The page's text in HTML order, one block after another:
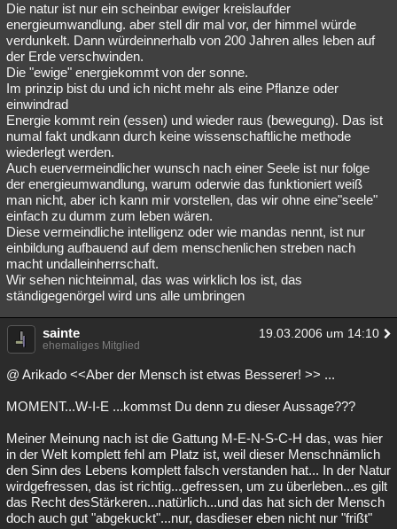
Die natur ist nur ein scheinbar ewiger kreislaufder
energieumwandlung. aber stell dir mal vor, der himmel würde
verdunkelt. Dann würdeinnerhalb von 200 Jahren alles leben auf
der Erde verschwinden.
Die "ewige" energiekommt von der sonne.
Im prinzip bist du und ich nicht mehr als eine Pflanze oder
einwindrad
Energie kommt rein (essen) und wieder raus (bewegung). Das ist
numal fakt undkann durch keine wissenschaftliche methode
wiederlegt werden.
Auch euervermeindlicher wunsch nach einer Seele ist nur folge
der energieumwandlung, warum oderwie das funktioniert weiß
man nicht, aber ich kann mir vorstellen, das wir ohne eine"seele"
einfach zu dumm zum leben wären.
Diese vermeindliche intelligenz oder wie mandas nennt, ist nur
einbildung aufbauend auf dem menschenlichen streben nach
macht undalleinherrschaft.
Wir sehen nichteinmal, das was wirklich los ist, das
ständigegenörgel wird uns alle umbringen
sainte 19.03.2006 um 14:10
ehemaliges Mitglied
@ Arikado <<Aber der Mensch ist etwas Besserer! >> ...
MOMENT...W-I-E ...kommst Du denn zu dieser Aussage???
Meiner Meinung nach ist die Gattung M-E-N-S-C-H das, was hier
in der Welt komplett fehl am Platz ist, weil dieser Menschnämlich
den Sinn des Lebens komplett falsch verstanden hat... In der Natur
wirdgefressen, das ist richtig...gefressen, um zu überleben...es gilt
das Recht desStärkeren...natürlich...und das hat sich der Mensch
doch auch gut "abgekuckt"...nur, dasdieser eben nicht nur "frißt"